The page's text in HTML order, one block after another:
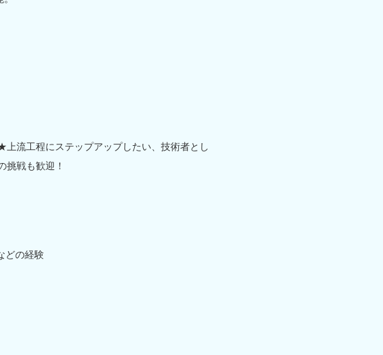
流工程にステップアップしたい、技術者とし
戦も歓迎！
どの経験